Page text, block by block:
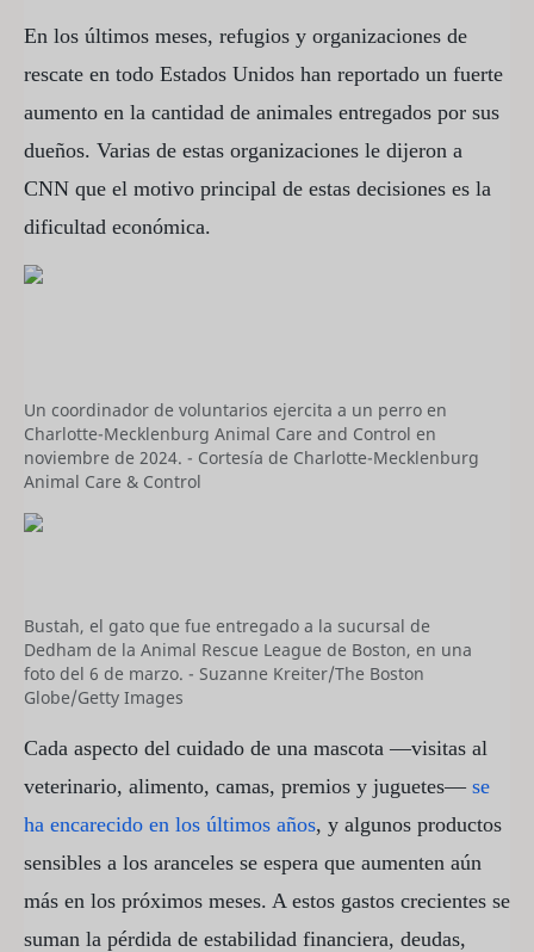
En los últimos meses, refugios y organizaciones de
rescate en todo Estados Unidos han reportado un fuerte
aumento en la cantidad de animales entregados por sus
dueños. Varias de estas organizaciones le dijeron a
CNN que el motivo principal de estas decisiones es la
dificultad económica.
Un coordinador de voluntarios ejercita a un perro en
Charlotte-Mecklenburg Animal Care and Control en
noviembre de 2024. - Cortesía de Charlotte-Mecklenburg
Animal Care & Control
Bustah, el gato que fue entregado a la sucursal de
Dedham de la Animal Rescue League de Boston, en una
foto del 6 de marzo. - Suzanne Kreiter/The Boston
Globe/Getty Images
Cada aspecto del cuidado de una mascota —visitas al
veterinario, alimento, camas, premios y juguetes— se
ha encarecido en los últimos años, y algunos productos
sensibles a los aranceles se espera que aumenten aún
más en los próximos meses. A estos gastos crecientes se
suman la pérdida de estabilidad financiera, deudas,